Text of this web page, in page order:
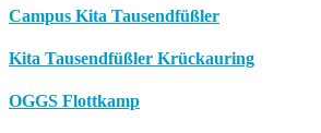
Campus Kita Tausendfüßler
Kita Tausendfüßler Krückauring
OGGS Flottkamp